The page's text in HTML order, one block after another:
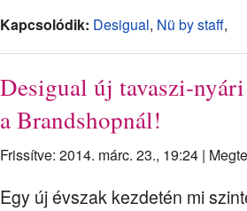
Kapcsolódik: Desigual, Nü by staff,
Desigual új tavaszi-
a Brandshopnál!
Frissítve: 2014. márc. 23., 19:24 |
Egy új évszak kezdetén mi